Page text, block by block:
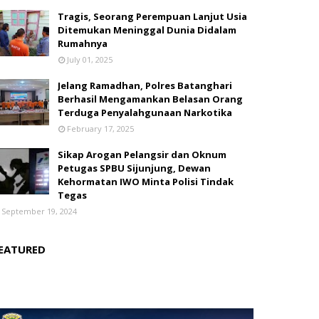
Tragis, Seorang Perempuan Lanjut Usia
Ditemukan Meninggal Dunia Didalam
Rumahnya
July 01, 2025
Jelang Ramadhan, Polres Batanghari
Berhasil Mengamankan Belasan Orang
Terduga Penyalahgunaan Narkotika
February 17, 2025
Sikap Arogan Pelangsir dan Oknum
Petugas SPBU Sijunjung, Dewan
Kehormatan IWO Minta Polisi Tindak
Tegas
September 19, 2024